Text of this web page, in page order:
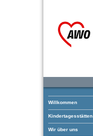
Willkommen
Kindertagesstätten
Wir über uns